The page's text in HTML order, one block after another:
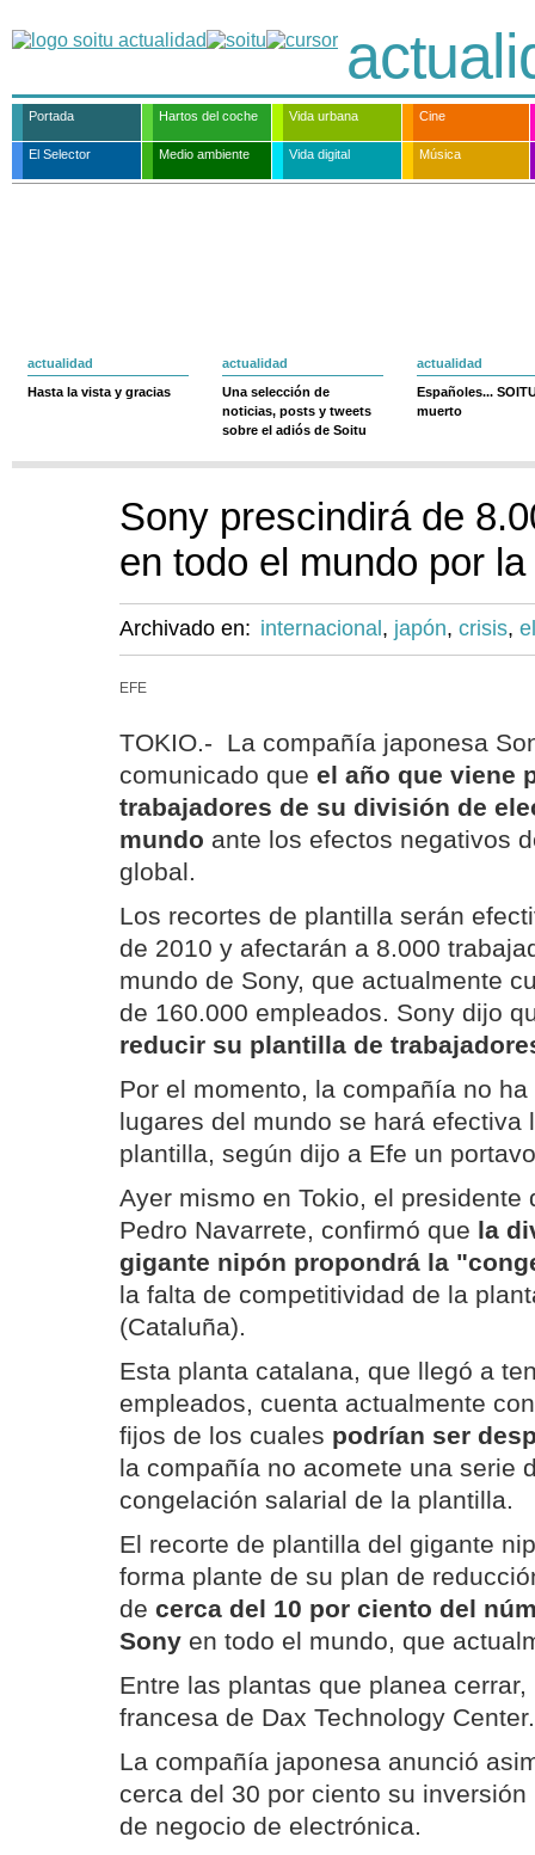
Portada Hartos del coche Vida urbana Cine
El Selector Medio ambiente Vida digital Música
actualidad
Hasta la vista y gracias
actualidad
Una selección de
noticias, posts y tweets
sobre el adiós de Soitu
actualidad
Españoles...
muerto
Sony prescindirá de
en todo el mundo por
Archivado en: internacional , japón, crisis,
EFE
TOKIO.- La compañía japonesa
comunicado que el año que viene
trabajadores de su división de
mundo ante los efectos negativos
global.
Los recortes de plantilla serán
de 2010 y afectarán a 8.000
mundo de Sony, que actualmente
de 160.000 empleados. Sony dijo
reducir su plantilla de
Por el momento, la compañía no
lugares del mundo se hará efectiva
plantilla, según dijo a Efe un
Ayer mismo en Tokio, el presidente
Pedro Navarrete, confirmó que la
gigante nipón propondrá la
la falta de competitividad de la
(Cataluña).
Esta planta catalana, que llegó a
empleados, cuenta actualmente
fijos de los cuales podrían ser
la compañía no acomete una serie
congelación salarial de la plantilla.
El recorte de plantilla del gigante
forma plante de su plan de
de cerca del 10 por ciento del
Sony en todo el mundo, que
Entre las plantas que planea
francesa de Dax Technology Center.
La compañía japonesa anunció
cerca del 30 por ciento su
de negocio de electrónica.